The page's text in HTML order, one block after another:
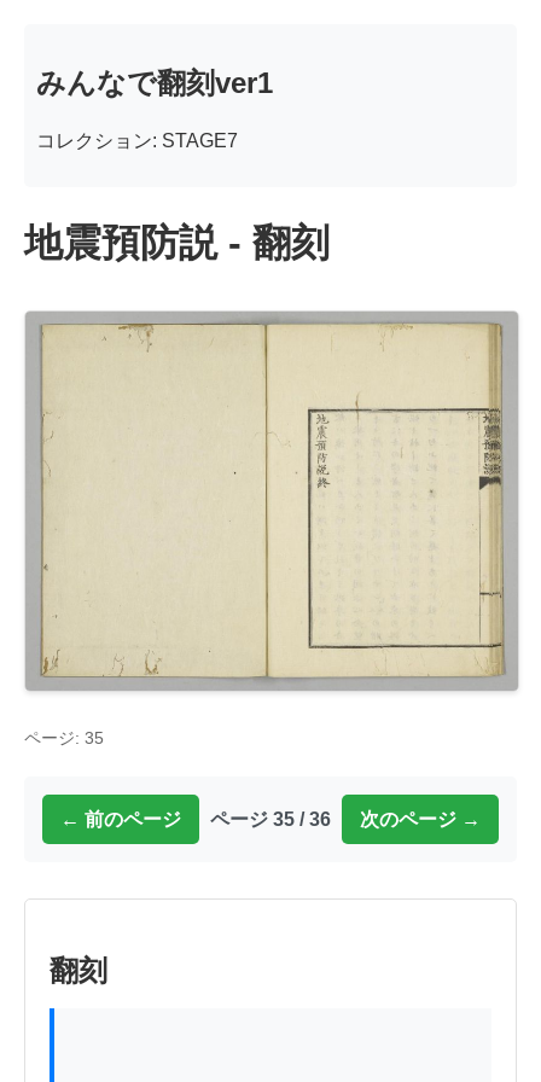
みんなで翻刻ver1
コレクション: STAGE7
地震預防説 - 翻刻
ページ: 35
← 前のページ ページ 35 / 36 次のページ →
翻刻